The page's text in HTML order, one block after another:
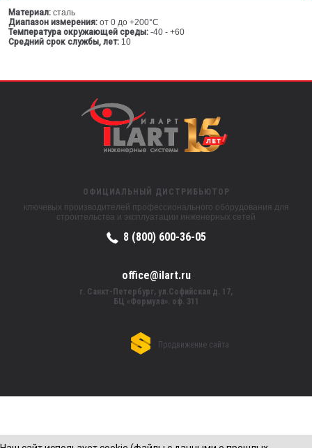
Материал: сталь
Диапазон измерения: от 0 до +200°С
Температура окружающей среды: -40 - +60
Средний срок службы, лет: 10
ОФИЦИАЛЬНЫЙ ДИСТРИБЬЮТОР
ключевых производителей профессионального оборудования для
строительства и эксплуатации инженерных сетей
8 (800) 600-36-05
office@ilart.ru
г. Санкт-Петербург, ул.Софийская д. 17,
БЦ «Формула». оф. 311
Продвижение сайта